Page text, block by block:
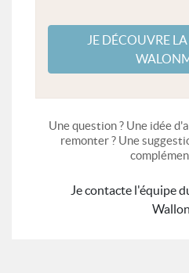
JE DÉCOUVRE
Une question ? Une idée
remonter ? Une
Je contacte l'équipe